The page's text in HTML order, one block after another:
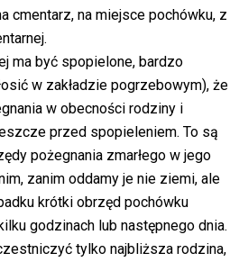
cmentarz, na miejsce pochówku, z
ma być spopielone, bardzo
w zakładzie pogrzebowym), że
w obecności rodziny i
przed spopieleniem. To są
pożegnania zmarłego w jego
zanim oddamy je nie ziemi, ale
krótki obrzęd pochówku
godzinach lub następnego dnia.
tylko najbliższa rodzina,